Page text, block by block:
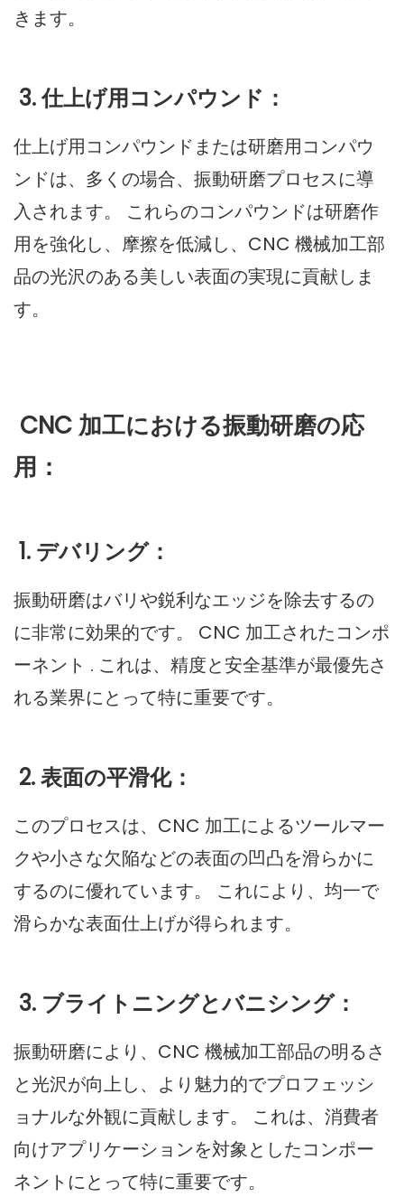
きます。
3. 仕上げ用コンパウンド：
仕上げ用コンパウンドまたは研磨用コンパウ
ンドは、多くの場合、振動研磨プロセスに導
入されます。 これらのコンパウンドは研磨作
用を強化し、摩擦を低減し、CNC 機械加工部
品の光沢のある美しい表面の実現に貢献しま
す。
CNC 加工における振動研磨の応
用：
1. デバリング：
振動研磨はバリや鋭利なエッジを除去するの
に非常に効果的です。 CNC 加工されたコンポ
ーネント . これは、精度と安全基準が最優先さ
れる業界にとって特に重要です。
2. 表面の平滑化：
このプロセスは、CNC 加工によるツールマー
クや小さな欠陥などの表面の凹凸を滑らかに
するのに優れています。 これにより、均一で
滑らかな表面仕上げが得られます。
3. ブライトニングとバニシング：
振動研磨により、CNC 機械加工部品の明るさ
と光沢が向上し、より魅力的でプロフェッシ
ョナルな外観に貢献します。 これは、消費者
向けアプリケーションを対象としたコンポー
ネントにとって特に重要です。